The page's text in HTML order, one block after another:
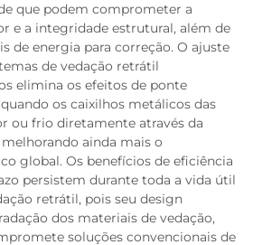
que podem comprometer a
e a integridade estrutural, além de
de energia para correção. O ajuste
de vedação retrátil
elimina os efeitos de ponte
os caixilhos metálicos das
ou frio diretamente através da
ainda mais o
global. Os benefícios de eficiência
persistem durante toda a vida útil
retrátil, pois seu design
dos materiais de vedação,
soluções convencionais de